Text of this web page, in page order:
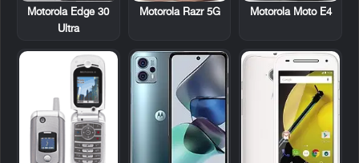
Motorola Moto E4
Motorola Razr 5G
Motorola Edge 30
Ultra